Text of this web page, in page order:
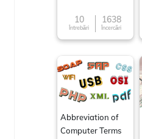
10
Întrebări
1638
Încercări
Abbreviation of
Computer Terms